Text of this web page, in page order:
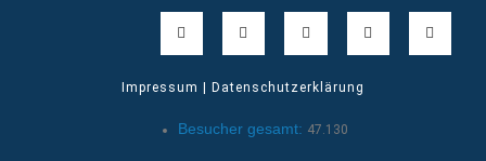
Impressum | Datenschutzerklärung
Besucher gesamt: 47.130